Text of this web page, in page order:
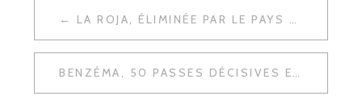
NAVIGATION
DE
L’ARTICLE
LA ROJA, ÉLIMINÉE PAR LE PAYS ORGANISATEUR
BENZÉMA, 50 PASSES DÉCISIVES EN LIGA